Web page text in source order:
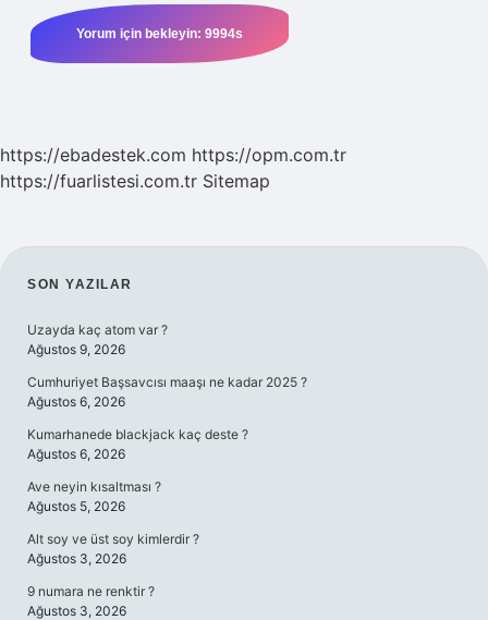
https://ebadestek.com https://opm.com.tr
https://fuarlistesi.com.tr Sitemap
SIDEBAR
SON YAZILAR
Uzayda kaç atom var ?
Ağustos 9, 2026
Cumhuriyet Başsavcısı maaşı ne kadar 2025 ?
Ağustos 6, 2026
Kumarhanede blackjack kaç deste ?
Ağustos 6, 2026
Ave neyin kısaltması ?
Ağustos 5, 2026
Alt soy ve üst soy kimlerdir ?
Ağustos 3, 2026
9 numara ne renktir ?
Ağustos 3, 2026